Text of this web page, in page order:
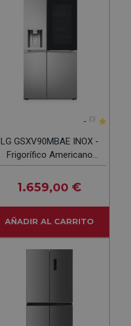
- (0)
LG GSXV90MBAE INOX -
Frigorífico Americano
NoFrost
1.659,00 €
AÑADIR AL CARRITO